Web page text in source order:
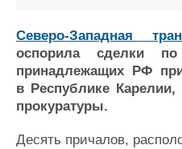
Репутация
Работа
Крюинг
Журнал
Реклама
Северо-Западная
оспорила сделки
принадлежащих РФ
в Республике
прокуратуры.
Десять причалов,